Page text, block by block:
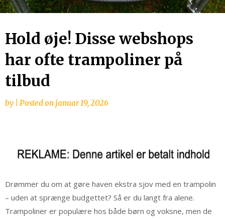
Hold øje! Disse webshops
har ofte trampoliner på
tilbud
by Posted on januar 19, 2026
Drømmer du om at gøre haven ekstra sjov med en trampolin
– uden at sprænge budgettet? Så er du langt fra alene.
Trampoliner er populære hos både børn og voksne, men de